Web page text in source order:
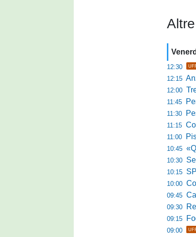
12:30
12:15
12:00
11:45
11:30
11:15
11:00
10:45
10:30
10:15
10:00
09:45
09:30
09:15
09:00